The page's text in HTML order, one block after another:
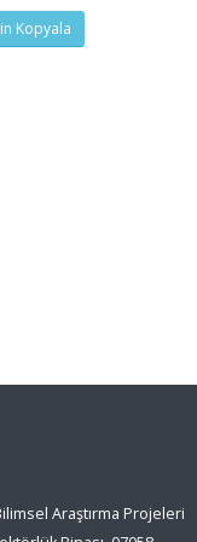
Kopyala
Araştırma Projeleri